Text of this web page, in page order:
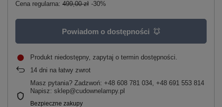
Cena regularna: 499,00 zł -30%
Powiadom o dostępności
Produkt niedostępny, zapytaj o termin dostępności
14 dni na łatwy zwrot
Masz pytania? Zadzwoń: +48 608 781 034, +48 691 553 814
Napisz: sklep@cudownelampy.pl